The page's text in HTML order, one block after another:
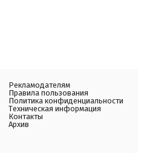
Рекламодателям
Правила пользования
Политика конфиденциальности
Техническая информация
Контакты
Архив